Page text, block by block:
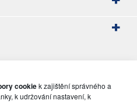
cookiek zajištění správného a
k udržování nastavení, k